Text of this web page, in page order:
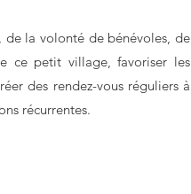
la volonté de bénévoles, de
ce petit village, favoriser les
des rendez-vous réguliers à
récurrentes.